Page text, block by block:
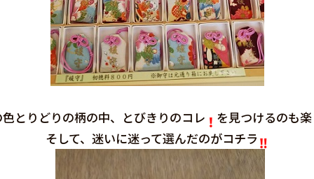
とりどりの柄の中、とびきりのコレ
を見つけるのも
そして、迷いに迷って選んだのがコチラ